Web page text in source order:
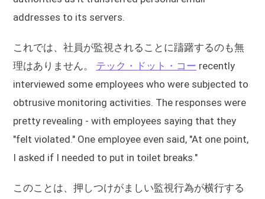
addresses to its servers.
これでは、社員が監視されることに躊躇するのも無
理はありません。 テック・ドット・コー recently
interviewed some employees who were subjected to
obtrusive monitoring activities. The responses were
pretty revealing - with employees saying that they
"felt violated." One employee even said, "At one point,
I asked if I needed to put in toilet breaks."
このことは、押しつけがましい監視行為が横行する